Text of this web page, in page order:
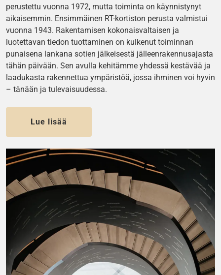
perustettu vuonna 1972, mutta toiminta on käynnistynyt
aikaisemmin. Ensimmäinen RT-kortiston perusta valmistui
vuonna 1943. Rakentamisen kokonaisvaltaisen ja
luotettavan tiedon tuottaminen on kulkenut toiminnan
punaisena lankana sotien jälkeisestä jälleenrakennusajasta
tähän päivään. Sen avulla kehitämme yhdessä kestävää ja
laadukasta rakennettua ympäristöä, jossa ihminen voi hyvin
– tänään ja tulevaisuudessa.
Lue lisää